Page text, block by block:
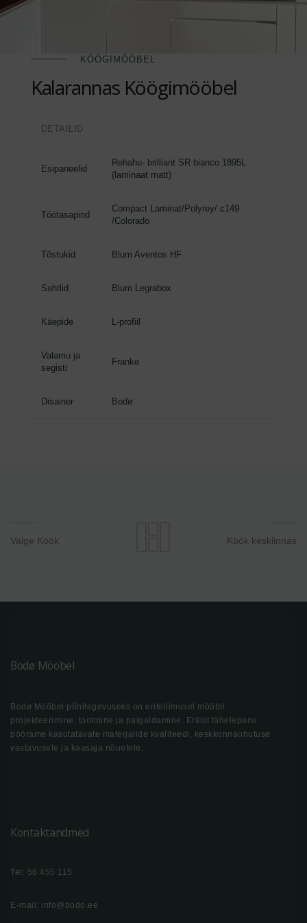
KÖÖGIMÖÖBEL
Kalarannas Köögimööbel
DETAILID
Esipaneelid
Rehahu- brilliant SR bianco 1895L
(laminaat matt)
Töötasapind
Compact Laminat/Polyrey/ c149
/Colorado
Tõstukid Blum Aventos HF
Sahtlid Blum Legrabox
Käepide L-profiil
Valamu ja
segisti
Franke
Disainer Bodø
Valge Köök Köök kesklinnas
Bodø Mööbel
Bodø Mööbel põhitegevuseks on eritellimusel mööbli
projekteerimine, tootmine ja paigaldamine. Erilist tähelepanu
pöörame kasutatavate materjalide kvaliteedi, keskkonnaohutuse
vastavusele ja kaasaja nõuetele.
Kontaktandmed
Tel: 56 455 115
E-mail: info@bodo.ee